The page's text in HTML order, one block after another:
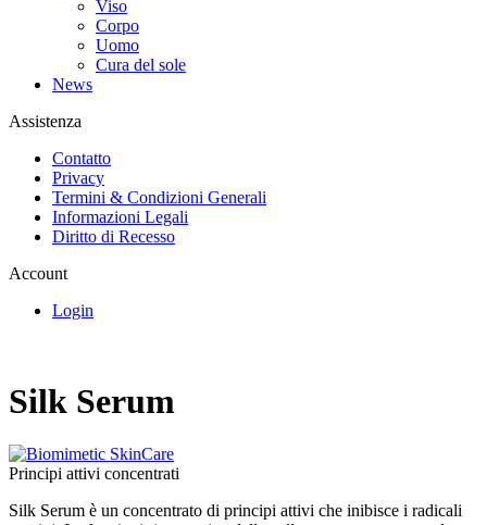
Viso
Corpo
Uomo
Cura del sole
News
Assistenza
Contatto
Privacy
Termini & Condizioni Generali
Informazioni Legali
Diritto di Recesso
Account
Login
Silk Serum
Principi attivi concentrati
Silk Serum è un concentrato di principi attivi che inibisce i radicali